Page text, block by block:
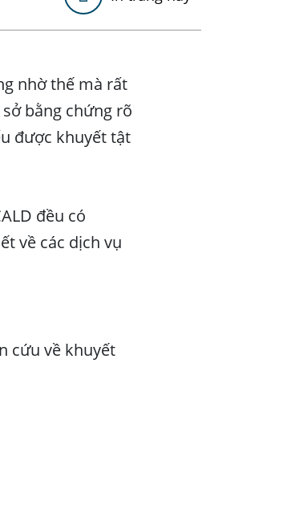
nhờ thế mà rất
bằng chứng rõ
được khuyết tật
đều có
về các dịch vụ
cứu về khuyết